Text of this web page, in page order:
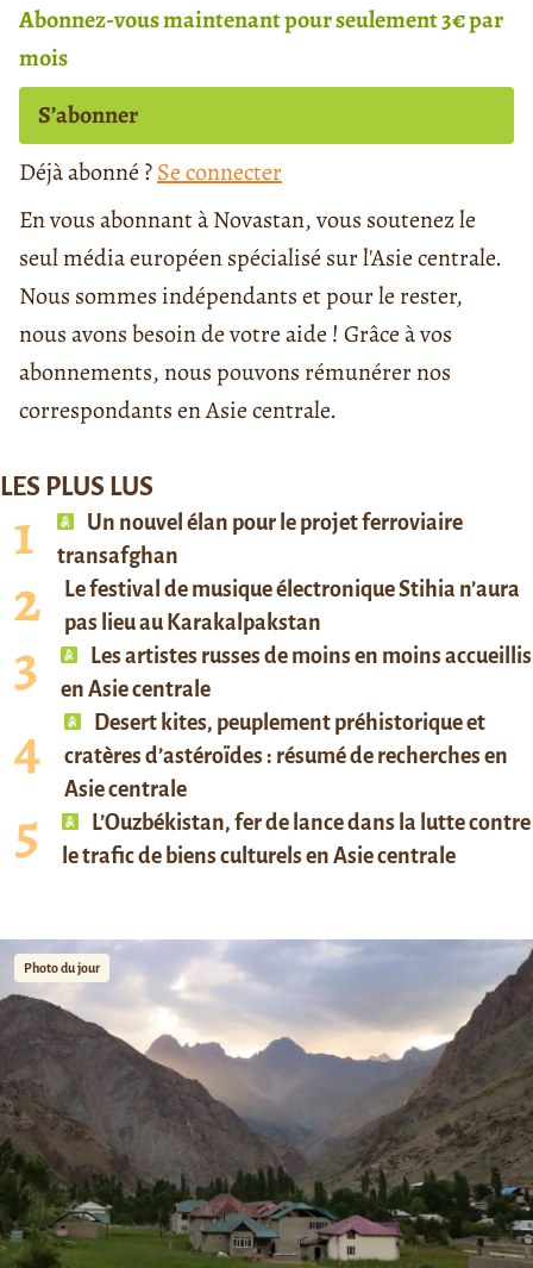
Abonnez-vous maintenant pour seulement 3€ par
mois
S’abonner
Déjà abonné ?Se connecter
En vous abonnant à Novastan, vous soutenez le
seul média européen spécialisé sur l'Asie centrale.
Nous sommes indépendants et pour le rester,
nous avons besoin de votre aide ! Grâce à vos
abonnements, nous pouvons rémunérer nos
correspondants en Asie centrale.
LES PLUS LUS
Un nouvel élan pour le projet ferroviaire
transafghan
Le festival de musique électronique Stihia n’aura
pas lieu au Karakalpakstan
Les artistes russes de moins en moins accueillis
en Asie centrale
Desert kites, peuplement préhistorique et
cratères d’astéroïdes : résumé de recherches en
Asie centrale
L’Ouzbékistan, fer de lance dans la lutte contre
le trafic de biens culturels en Asie centrale
Photo du jour